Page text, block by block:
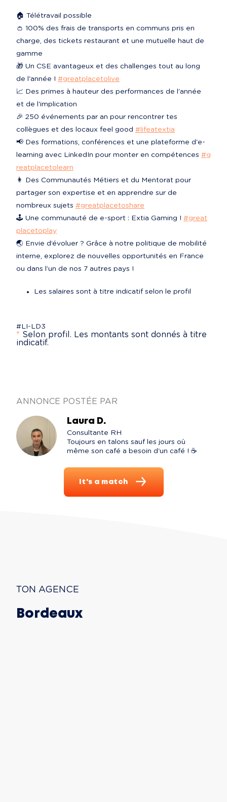
🏠 Télétravail possible
👛 100% des frais de transports en communs pris en
charge, des tickets restaurant et une mutuelle haut de
gamme
🎁 Un CSE avantageux et des challenges tout au long
de l'année ! #greatplacetolive
📈 Des primes à hauteur des performances de l'année
et de l'implication
🎉 250 événements par an pour rencontrer tes
collègues et des locaux feel good #lifeatextia
📢 Des formations, conférences et une plateforme d'e-
learning avec LinkedIn pour monter en compétences #g
reatplacetolearn
👩‍ Des Communautés Métiers et du Mentorat pour
partager son expertise et en apprendre sur de
nombreux sujets #greatplacetoshare
🕹️ Une communauté de e-sport : Extia Gaming ! #great
placetoplay
🌏 Envie d’évoluer ? Grâce à notre politique de mobilité
interne, explorez de nouvelles opportunités en France
ou dans l’un de nos 7 autres pays !
Les salaires sont à titre indicatif selon le profil
#LI-LD3
* Selon profil. Les montants sont donnés à titre
indicatif.
ANNONCE POSTÉE PAR
Laura D.
Consultante RH
Toujours en talons sauf les jours où
même son café a besoin d'un café ! ☕
It's a match
TON AGENCE
Bordeaux